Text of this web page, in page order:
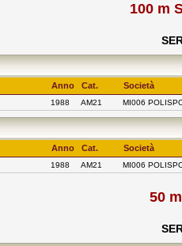
100 m
Anno Cat. Società
1988 AM21 MI006
Anno Cat. Società
1988 AM21 MI006
50